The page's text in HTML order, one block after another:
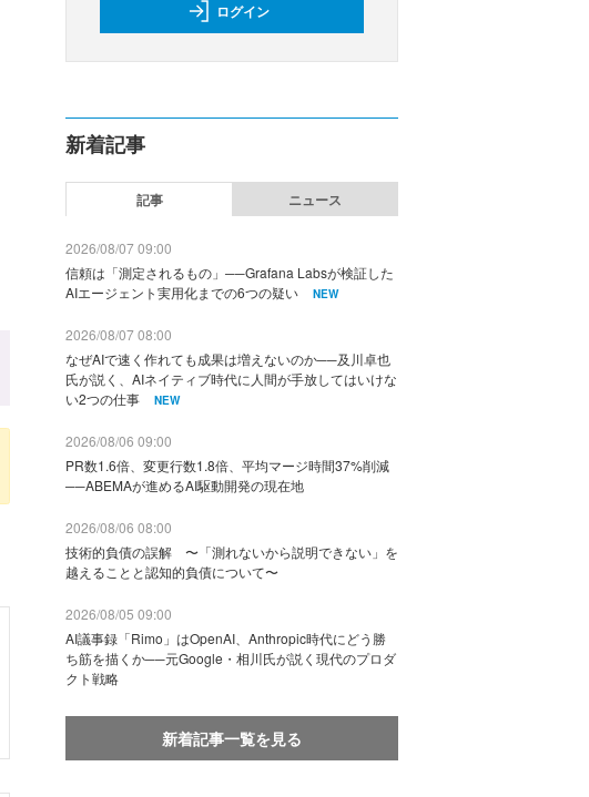
ログイン
新着記事
記事 ニュース
2026/08/07 09:00
信頼は「測定されるもの」──Grafana Labsが検証した
AIエージェント実用化までの6つの疑い
NEW
2026/08/07 08:00
なぜAIで速く作れても成果は増えないのか──及川卓也
氏が説く、AIネイティブ時代に人間が手放してはいけな
い2つの仕事
NEW
2026/08/06 09:00
PR数1.6倍、変更行数1.8倍、平均マージ時間37%削減
──ABEMAが進めるAI駆動開発の現在地
2026/08/06 08:00
技術的負債の誤解 〜「測れないから説明できない」を
越えることと認知的負債について〜
2026/08/05 09:00
AI議事録「Rimo」はOpenAI、Anthropic時代にどう勝
ち筋を描くか──元Google・相川氏が説く現代のプロダ
クト戦略
新着記事一覧を見る